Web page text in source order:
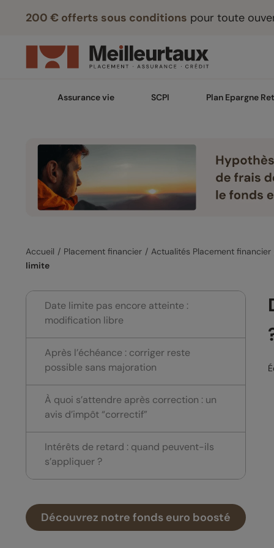
200 € offerts sous conditions pour toute
Assurance vie SCPI Plan Epargne
Accueil Placement financier Actualités Placement financier
limite
Date limite pas encore atteinte :
modification libre
Après l’échéance : corriger reste
possible sans majoration
À quoi s’attendre après correction : un
avis d’impôt “correctif”
Intérêts de retard : quand peuvent-ils
s’appliquer ?
Découvrez notre fonds euro boosté